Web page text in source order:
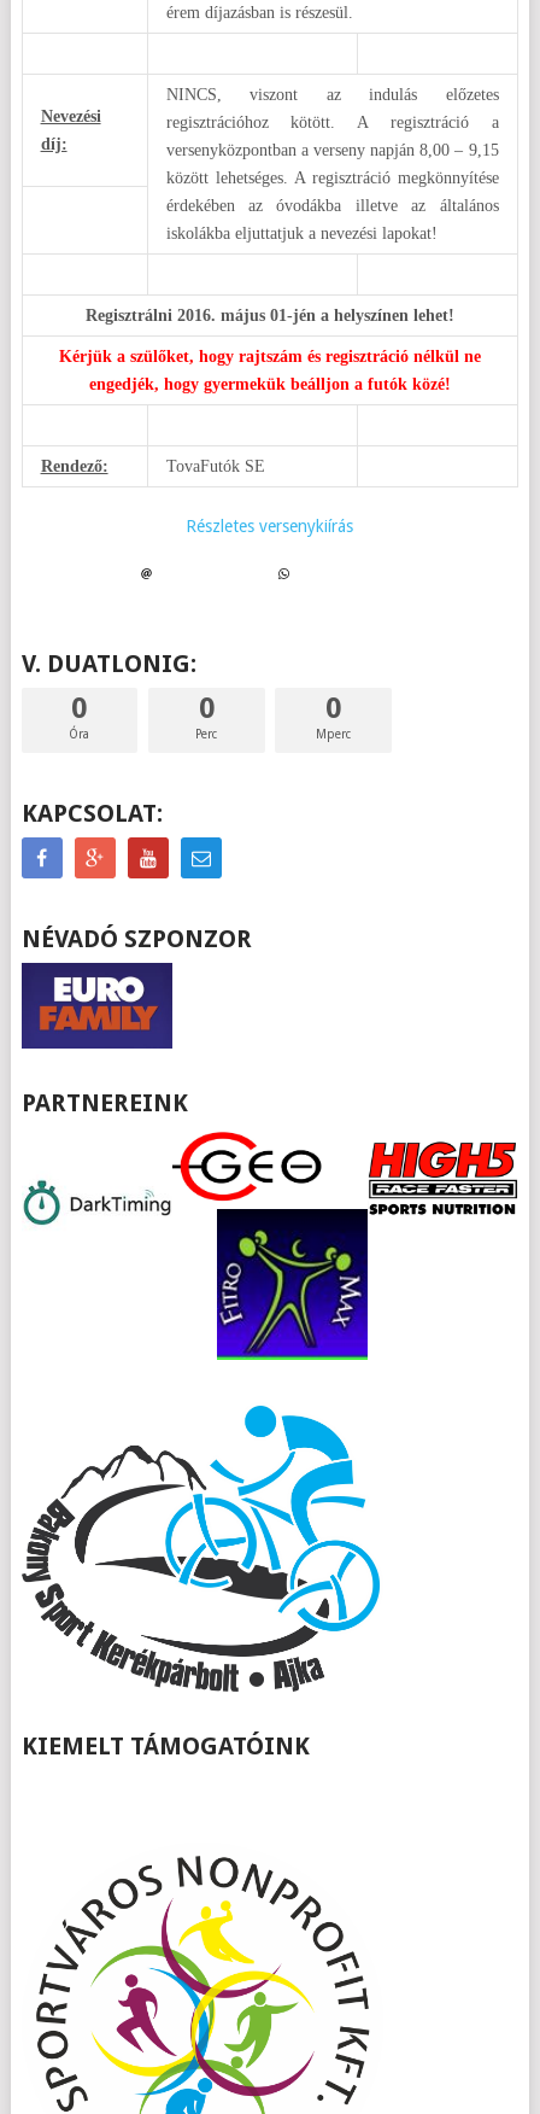
érem díjazásban is részesül.
Nevezési
díj:
NINCS, viszont az indulás előzetes
regisztrációhoz kötött. A regisztráció a
versenyközpontban a verseny napján 8,00 – 9,15
között lehetséges. A regisztráció megkönnyítése
érdekében az óvodákba illetve az általános
iskolákba eljuttatjuk a nevezési lapokat!
Regisztrálni 2016. május 01-jén a helyszínen lehet!
Kérjük a szülőket, hogy rajtszám és regisztráció nélkül ne
engedjék, hogy gyermekük beálljon a futók közé!
Rendező: TovaFutók SE
Részletes versenykiírás
V. DUATLONIG:
0
Óra
0
Perc
0
Mperc
KAPCSOLAT:
NÉVADÓ SZPONZOR
PARTNEREINK
KIEMELT TÁMOGATÓINK